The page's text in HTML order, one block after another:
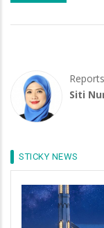
Siti
STICKY NEWS